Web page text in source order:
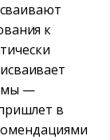
к
—
в